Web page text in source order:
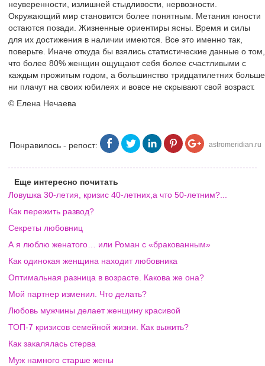
неуверенности, излишней стыдливости, нервозности.
Окружающий мир становится более понятным. Метания юности
остаются позади. Жизненные ориентиры ясны. Время и силы
для их достижения в наличии имеются. Все это именно так,
поверьте. Иначе откуда бы взялись статистические данные о том,
что более 80% женщин ощущают себя более счастливыми с
каждым прожитым годом, а большинство тридцатилетних больше
ни плачут на своих юбилеях и вовсе не скрывают свой возраст.
© Елена Нечаева
Понравилось - репост: astromeridian.ru
Еще интересно почитать
Ловушка 30-летия, кризис 40-летних,а что 50-летним?...
Как пережить развод?
Секреты любовниц
А я люблю женатого… или Роман с «бракованным»
Как одинокая женщина находит любовника
Оптимальная разница в возрасте. Какова же она?
Мой партнер изменил. Что делать?
Любовь мужчины делает женщину красивой
ТОП-7 кризисов семейной жизни. Как выжить?
Как закалялась стерва
Муж намного старше жены